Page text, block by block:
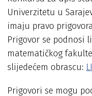
Univerzitetu u
imaju pravo
Prigovor se podnosi
matematičkog
slijedećem obrascu:
Prigovori se mogu